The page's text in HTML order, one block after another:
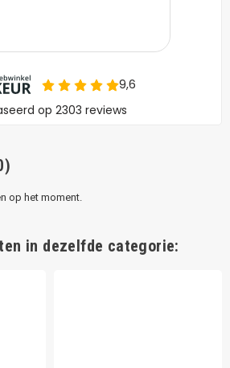
op het moment.
in dezelfde categorie: